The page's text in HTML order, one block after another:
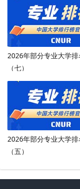
2026年部分专业大学
（七）
2026年部分专业大学排
（五）